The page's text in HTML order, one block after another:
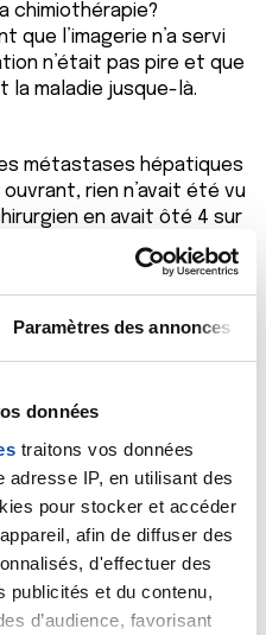
Paramètres des annonces
données
traitons vos données
adresse IP, en utilisant des
pour stocker et accéder
afin de diffuser des
d'effectuer des
publicités et du contenu,
d’audience, favorisant
chimiothérapie?
que l’imagerie n’a servi
n’était pas pire et que
maladie jusque-là.
métastases hépatiques
ouvrant, rien n’avait été vu
en avait ôté 4 sur
scan en raison d’une
le scanner montre
et est normalisé
des 11
qu’au PET/CT WB
va encore être passé. Je
peut-on savoir où